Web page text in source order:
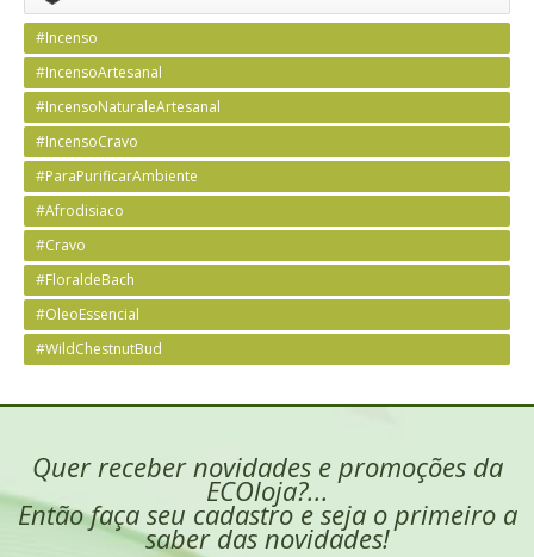
#Incenso
#IncensoArtesanal
#IncensoNaturaleArtesanal
#IncensoCravo
#ParaPurificarAmbiente
#Afrodisiaco
#Cravo
#FloraldeBach
#OleoEssencial
#WildChestnutBud
Quer receber novidades e promoções da
ECOloja?...
Então faça seu cadastro e seja o primeiro a
saber das novidades!